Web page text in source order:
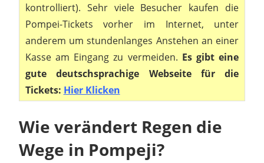
kontrolliert). Sehr viele Besucher kaufen die
Pompei-Tickets vorher im Internet, unter
anderem um stundenlanges Anstehen an einer
Kasse am Eingang zu vermeiden. Es gibt eine
gute deutschsprachige Webseite für die
Tickets: Hier Klicken
Wie verändert Regen die
Wege in Pompeji?